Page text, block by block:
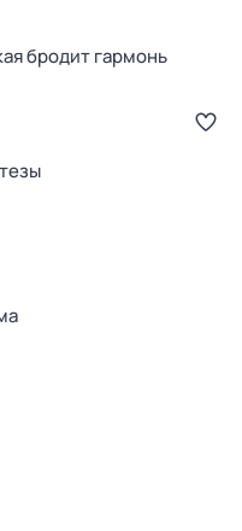
бродит гармонь